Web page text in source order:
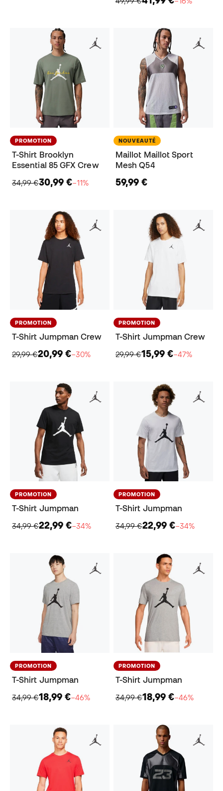
PROMOTION
T-Shirt Brooklyn
Essential 85 GFX Crew
34,99 €30,99 €−11%
NOUVEAUTÉ
Maillot Maillot Sport
Mesh Q54
59,99 €
PROMOTION
T-Shirt Jumpman Crew
29,99 €20,99 €−30%
PROMOTION
T-Shirt Jumpman Crew
29,99 €15,99 €−47%
PROMOTION
T-Shirt Jumpman
34,99 €22,99 €−34%
PROMOTION
T-Shirt Jumpman
34,99 €22,99 €−34%
PROMOTION
T-Shirt Jumpman
34,99 €18,99 €−46%
PROMOTION
T-Shirt Jumpman
34,99 €18,99 €−46%